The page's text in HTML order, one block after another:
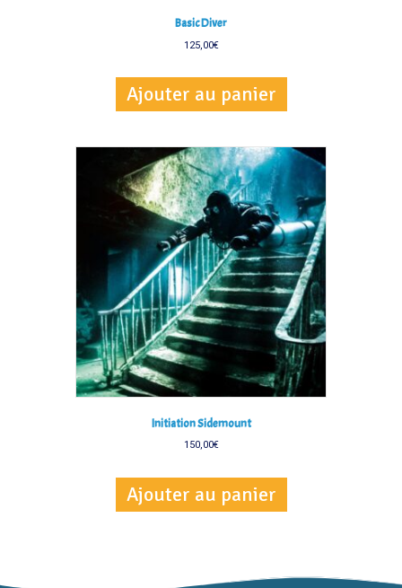
Basic Diver
125,00€
Ajouter au panier
Initiation Sidemount
150,00€
Ajouter au panier